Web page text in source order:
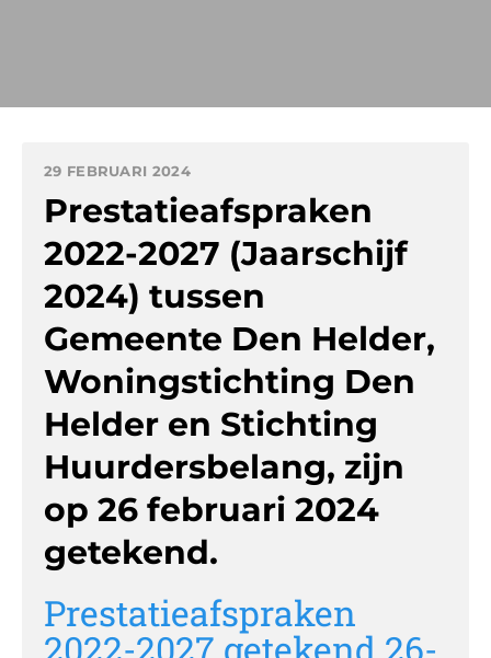
29 FEBRUARI 2024
Prestatieafspraken
2022-2027 (Jaarschijf
2024) tussen
Gemeente Den Helder,
Woningstichting Den
Helder en Stichting
Huurdersbelang, zijn
op 26 februari 2024
getekend.
Prestatieafspraken